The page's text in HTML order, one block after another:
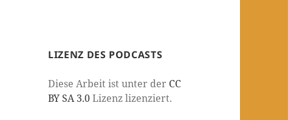
LIZENZ DES PODCASTS
Diese Arbeit ist unter der CC
BY SA 3.0Lizenz lizenziert.